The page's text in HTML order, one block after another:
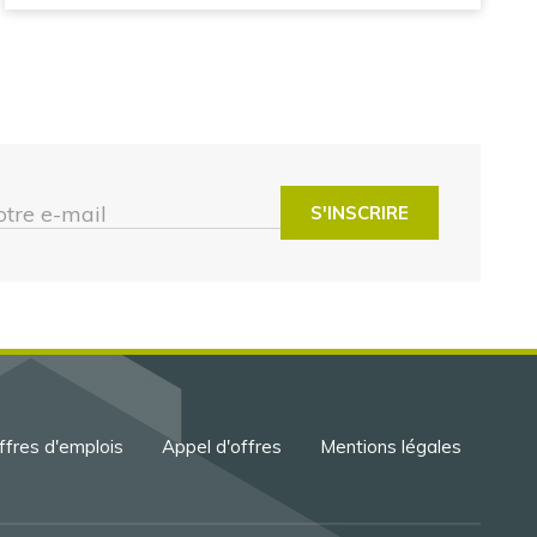
e-mail
d'emplois Appel d'offres Mentions légales